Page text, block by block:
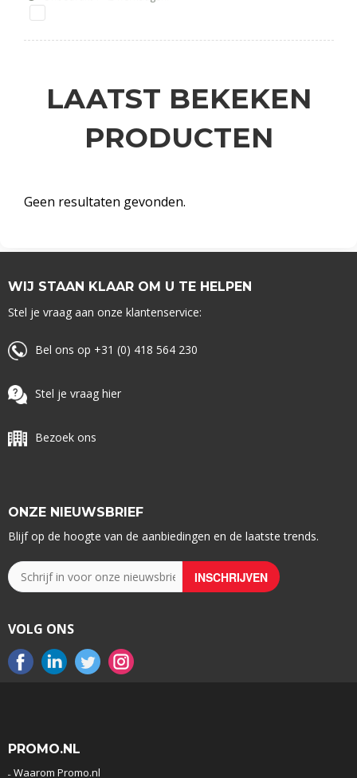
LAATST BEKEKEN
PRODUCTEN
Geen resultaten gevonden.
WIJ STAAN KLAAR OM U TE HELPEN
Stel je vraag aan onze klantenservice:
Bel ons op +31 (0) 418 564 230
Stel je vraag hier
Bezoek ons
ONZE NIEUWSBRIEF
Blijf op de hoogte van de aanbiedingen en de laatste trends.
VOLG ONS
PROMO.NL
Waarom Promo.nl